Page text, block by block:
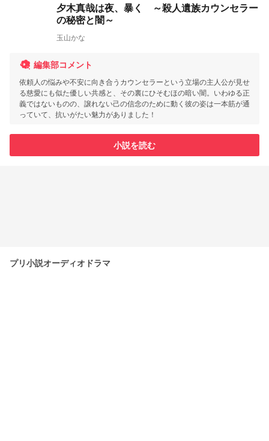
夕木真哉は夜、暴く ～殺人遺族カウンセラー
の秘密と闇～
玉山かな
編集部コメント
依頼人の悩みや不安に向き合うカウンセラーという立場の主人公が見せ
る慈愛にも似た優しい共感と、その裏にひそむほの暗い闇。いわゆる正
義ではないものの、譲れない己の信念のために動く彼の姿は一本筋が通
っていて、抗いがたい魅力がありました！
小説を読む
プリ小説オーディオドラマ